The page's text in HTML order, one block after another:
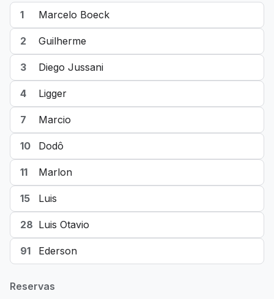
1 Marcelo Boeck
2 Guilherme
3 Diego Jussani
4 Ligger
7 Marcio
10 Dodô
11 Marlon
15 Luis
28 Luis Otavio
91 Ederson
Reservas